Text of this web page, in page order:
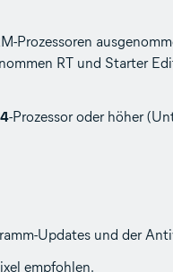
Prozessoren
RT und Starter
-Prozessor oder höher
Updates und der
empfohlen.